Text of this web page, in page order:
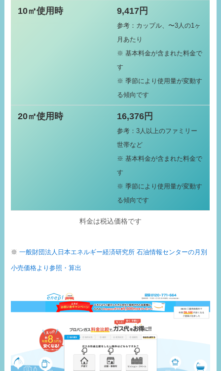
10㎥使用時 9,417円
参考：カップル、〜3人の1ヶ
月あたり
※ 基本料金が含まれた料金で
す
※ 季節により使用量が変動す
る傾向です
20㎥使用時 16,376円
参考：3人以上のファミリー
世帯など
※ 基本料金が含まれた料金で
す
※ 季節により使用量が変動す
る傾向です
料金は税込価格です
※一般財団法人日本エネルギー経済研究所 石油情報センターの月別
小売価格より参照・算出